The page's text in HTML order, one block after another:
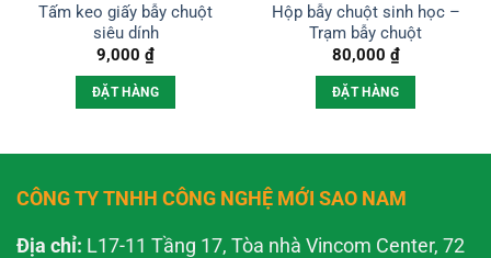
Tấm keo giấy bẫy chuột
siêu dính
9,000 ₫
ĐẶT HÀNG
Hộp bẫy chuột sinh học –
Trạm bẫy chuột
80,000 ₫
ĐẶT HÀNG
CÔNG TY TNHH CÔNG NGHỆ MỚI SAO NAM
Địa chỉ: L17-11 Tầng 17, Tòa nhà Vincom Center, 72